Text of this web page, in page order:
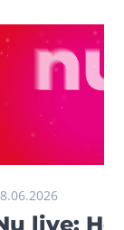
live: